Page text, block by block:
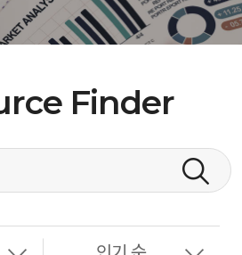
Finder